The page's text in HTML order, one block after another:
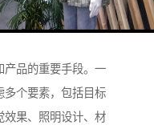
产品的重要手段。一
多个要素，包括目标
效果、照明设计、材